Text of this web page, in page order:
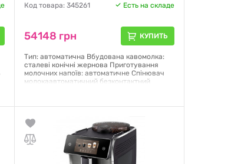
Код товара: 345261 Есть на складе
54148 грн КУПИТЬ
Тип: автоматична Вбудована кавомолка:
сталеві конічні жернова Приготування
молочних напоїв: автоматичне Спінювач
молокаавтоматичний безконтактний
Резервуар для води: 2.5 л Об'єм кавомолки:
так Управління: сенсорне Колір: чорний
Гарантия: 12 месяцев